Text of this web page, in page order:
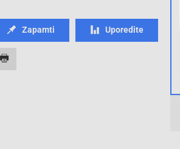
Zapamti Uporedite